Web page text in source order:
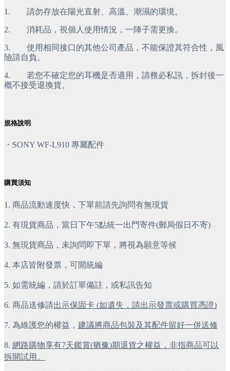
1.        請勿存放在陽光直射、高溫、潮濕的環境。
2.        消耗品，視個人使用情況，一陣子需更換。
3.        使用相同接口的其他公司產品，不能保證其符合性，風
險請自負。
4.        若您不確定您的耳機是否適用，請務必私訊，拆封後一
概不接受退換貨。
規格說明
・SONY WF-L910 專屬配件
購買須知
1. 商品流動速度快，下單前請先詢問有無現貨
2. 有現貨商品，當日下午5點統一出門寄件(郵局假日不寄)
3. 無現貨商品，未詢問即下單，將視為願意等候
4. 本店皆附發票，可開統編
5. 如需統編，請於訂單備註，或私訊告知
6. 商品送修請出示保固卡 (如遺失，請出示發票或購買憑證)
7. 為維護您的權益， 建議將商品包裝及其配件留好一併送修
8. 網路購物享有7天鑑賞(猶豫)期退貨之權益，非指商品可以
拆開試用。